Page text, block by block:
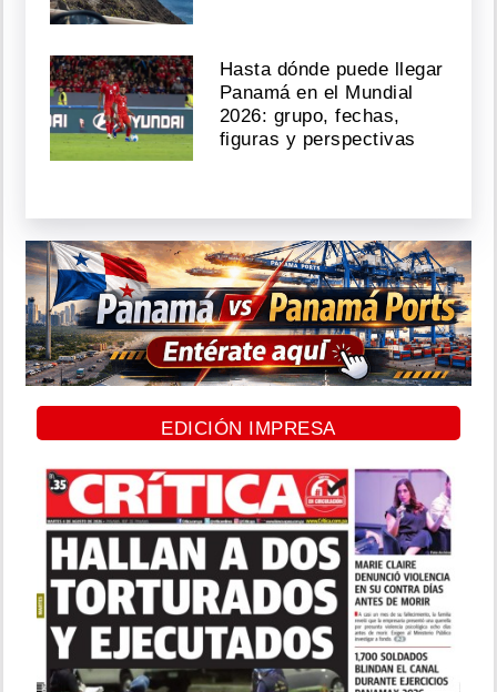
Hasta dónde puede llegar
Panamá en el Mundial
2026: grupo, fechas,
figuras y perspectivas
EDICIÓN IMPRESA